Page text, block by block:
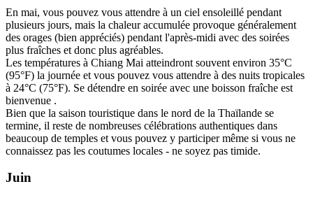
En mai, vous pouvez vous attendre à un ciel ensoleillé pendant
plusieurs jours, mais la chaleur accumulée provoque généralement
des orages (bien appréciés) pendant l'après-midi avec des soirées
plus fraîches et donc plus agréables.
Les températures à Chiang Mai atteindront souvent environ 35°C
(95°F) la journée et vous pouvez vous attendre à des nuits tropicales
à 24°C (75°F). Se détendre en soirée avec une boisson fraîche est
bienvenue .
Bien que la saison touristique dans le nord de la Thaïlande se
termine, il reste de nombreuses célébrations authentiques dans
beaucoup de temples et vous pouvez y participer même si vous ne
connaissez pas les coutumes locales - ne soyez pas timide.
Juin